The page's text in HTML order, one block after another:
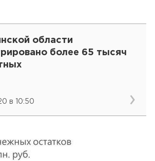
области
более 65 тысяч
в 10:50